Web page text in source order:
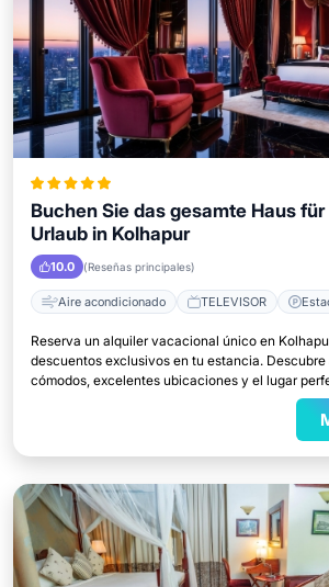
Buchen Sie das gesamte Haus
Urlaub in Kolhapur
10.0 (Reseñas principales)
Aire acondicionado TELEVISOR
Reserva un alquiler vacacional único en
descuentos exclusivos en tu estancia.
cómodos, excelentes ubicaciones y el lugar